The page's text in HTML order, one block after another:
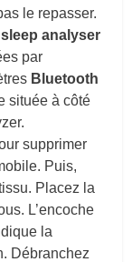
le repasser.
analyser
par
Bluetooth
située à côté
supprimer
Puis,
Placez la
L’encoche
la
Débranchez